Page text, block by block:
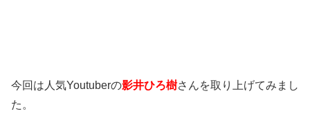
今回は人気Youtuberの影井ひろ樹さんを取り上げてみまし
た。